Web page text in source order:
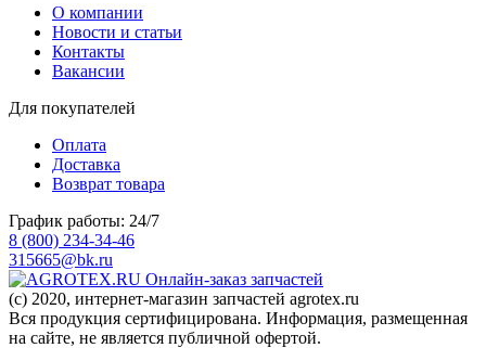
О компании
Новости и статьи
Контакты
Вакансии
Для покупателей
Оплата
Доставка
Возврат товара
График работы: 24/7
8 (800) 234-34-46
315665@bk.ru
Онлайн-заказ запчастей
(c) 2020, интернет-магазин запчастей agrotex.ru
Вся продукция сертифицирована. Информация, размещенная
на сайте, не является публичной офертой.